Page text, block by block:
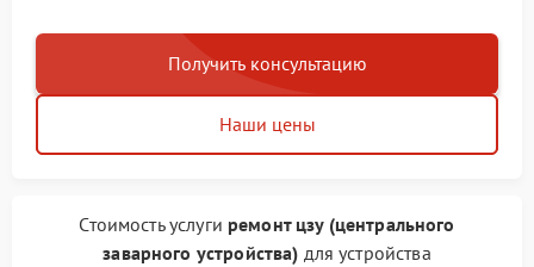
Получить консультацию
Наши цены
Стоимость услуги ремонт цзу (центрального
заварного устройства) для устройства